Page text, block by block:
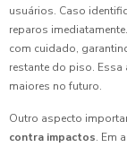
usuários. Caso
reparos
com cuidado,
restante do piso.
maiores no futuro.
Outro aspecto
contra impactos. Em